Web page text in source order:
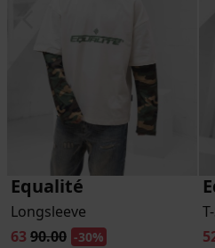
Equalité
Longsleeve
63 90.00 -30%